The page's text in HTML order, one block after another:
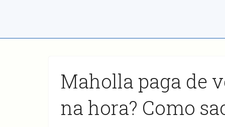
Maholla paga de
na hora? Como